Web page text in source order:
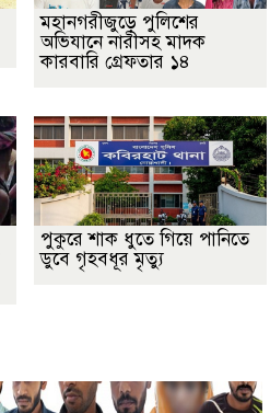
মহানগরীজুড়ে পুলিশের
অভিযানে নারীসহ মাদক
কারবারি গ্রেফতার ১৪
পুকুরে শাক ধুতে গিয়ে পানিতে
ডুবে গৃহবধূর মৃত্যু